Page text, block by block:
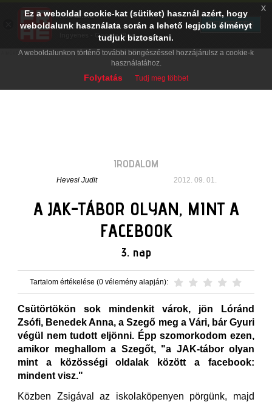
IRODALOM
Hevesi Judit 2012. 09. 01.
A JAK-TÁBOR OLYAN, MINT A
FACEBOOK
3. nap
Tartalom értékelése (0 vélemény alapján):
Csütörtökön sok mindenkit várok, jön Lóránd
Zsófi, Benedek Anna, a Szegő meg a Vári, bár Gyuri
végül nem tudott eljönni. Épp szomorkodom ezen,
amikor meghallom a Szegőt, "a JAK-tábor olyan
mint a közösségi oldalak között a facebook:
mindent visz."
Közben Zsigával az iskolaköpenyen pörgünk, majd
Ez a weboldal cookie-kat (sütiket) használ azért, hogy
weboldalunk használata során a lehető legjobb élményt
tudjuk biztosítani.
A weboldalunkon történő további böngészéssel hozzájárulsz a cookie-k
használatához.
Folytatás Tudj meg többet
x
PRAE.HU
Digital Evolution
Ingyenes - Google Play
TELEPÍTÉS